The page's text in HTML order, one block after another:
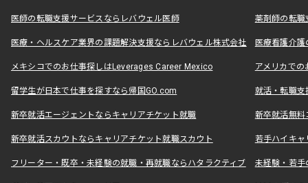
医師の転職支援サービスならレバウェル医師 薬剤師の転
医療・ヘルスケア業界の課題解決支援ならレバウェル株式会社 医療看護介
メキシコでのお仕事探しはLeverages Career Mexico アメリカで
留学生が日本で仕事を探すなら帰国GO.com 就活・転職
新卒就活エージェントならキャリアチケット就職 新卒就活無料
新卒就活スカウトならキャリアチケット就職スカウト 若手ハイキ
フリーター・既卒・未経験の就職・再就職ならハタラクティブ 未経験・若手